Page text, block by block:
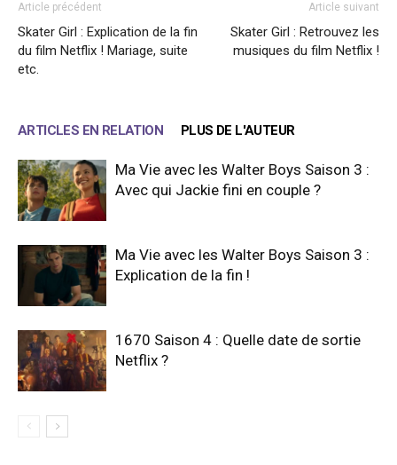
Article précédent
Skater Girl : Explication de la fin
du film Netflix ! Mariage, suite
etc.
Article suivant
Skater Girl : Retrouvez les
musiques du film Netflix !
ARTICLES EN RELATION PLUS DE L'AUTEUR
Ma Vie avec les Walter Boys Saison 3 :
Avec qui Jackie fini en couple ?
Ma Vie avec les Walter Boys Saison 3 :
Explication de la fin !
1670 Saison 4 : Quelle date de sortie
Netflix ?